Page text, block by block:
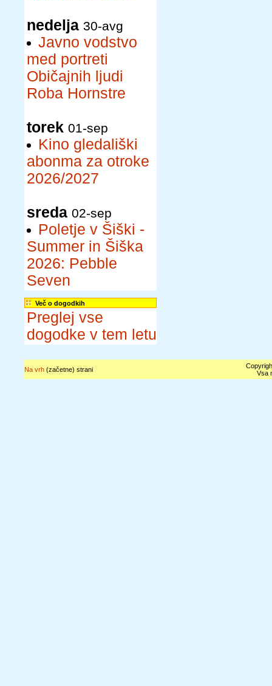
nedelja 30-avg
Javno vodstvo
med portreti
Običajnih ljudi
Roba Hornstre
torek 01-sep
Kino gledališki
abonma za otroke
2026/2027
sreda 02-sep
Poletje v Šiški -
Summer in Šiška
2026: Pebble
Seven
Več o dogodkih
Preglej vse
dogodke v tem letu
Na vrh(začetne) strani
Vsa